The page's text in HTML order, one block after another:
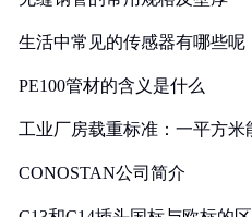
生活中常见的传感器有哪些呢
PE100管材的含义是什么
工业厂房载重标准：一平方米
CONOSTAN公司简介